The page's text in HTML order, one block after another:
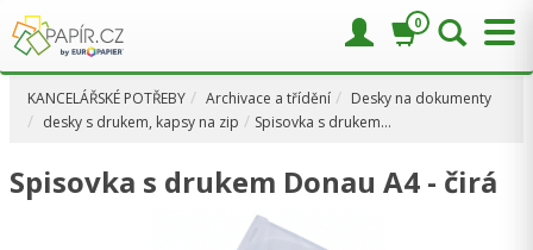
KANCELÁŘSKÉ POTŘEBY Archivace a třídění
Desky na dokumenty
desky s drukem, kapsy na zip
Spisovka s drukem…
Spisovka s drukem Donau A4 - čirá
0